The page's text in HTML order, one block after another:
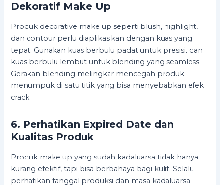
Dekoratif Make Up
Produk decorative make up seperti blush, highlight,
dan contour perlu diaplikasikan dengan kuas yang
tepat. Gunakan kuas berbulu padat untuk presisi, dan
kuas berbulu lembut untuk blending yang seamless.
Gerakan blending melingkar mencegah produk
menumpuk di satu titik yang bisa menyebabkan efek
crack.
6. Perhatikan Expired Date dan
Kualitas Produk
Produk make up yang sudah kadaluarsa tidak hanya
kurang efektif, tapi bisa berbahaya bagi kulit. Selalu
perhatikan tanggal produksi dan masa kadaluarsa